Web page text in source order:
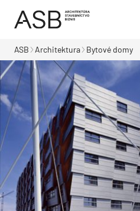
ASB Architektura Bytové domy